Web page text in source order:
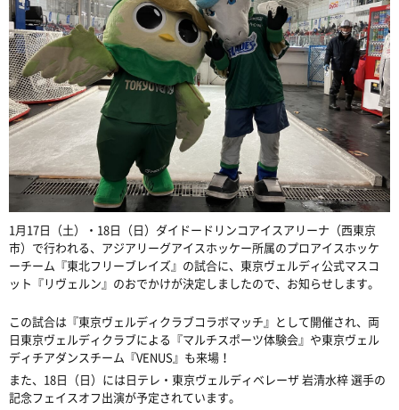
1月17日（土）・18日（日）ダイドードリンコアイスアリーナ（西東京
市）で行われる、アジアリーグアイスホッケー所属のプロアイスホッケ
ーチーム『東北フリーブレイズ』の試合に、東京ヴェルディ公式マスコ
ット『リヴェルン』のおでかけが決定しましたので、お知らせします。
この試合は『東京ヴェルディクラブコラボマッチ』として開催され、両
日東京ヴェルディクラブによる『マルチスポーツ体験会』や東京ヴェル
ディチアダンスチーム『VENUS』も来場！
また、18日（日）には日テレ・東京ヴェルディベレーザ 岩清水梓 選手の
記念フェイスオフ出演が予定されています。